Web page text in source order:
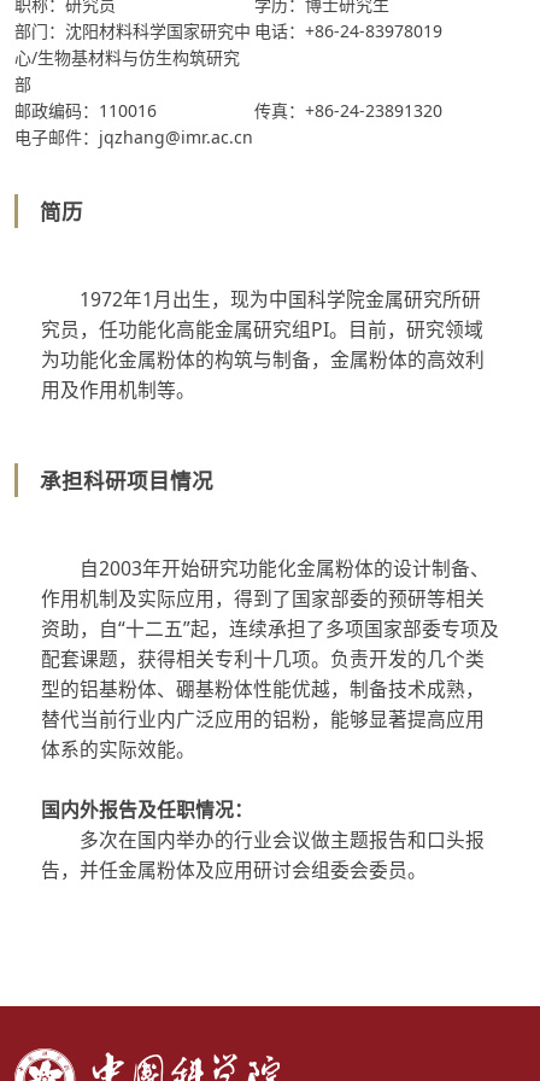
部门：沈阳材料科学国家研究中
心/生物基材料与仿生构筑研究
部
电话：+86-24-83978019
邮政编码：110016
传真：+86-24-23891320
电子邮件：jqzhang@imr.ac.cn
简历
1972年1月出生，现为中国科学院金属研究所研
究员，任功能化高能金属研究组PI。目前，研究领域
为功能化金属粉体的构筑与制备，金属粉体的高效利
用及作用机制等。
承担科研项目情况
自2003年开始研究功能化金属粉体的设计制备、
作用机制及实际应用，得到了国家部委的预研等相关
资助，自“十二五”起，连续承担了多项国家部委专项及
配套课题，获得相关专利十几项。负责开发的几个类
型的铝基粉体、硼基粉体性能优越，制备技术成熟，
替代当前行业内广泛应用的铝粉，能够显著提高应用
体系的实际效能。
国内外报告及任职情况：
多次在国内举办的行业会议做主题报告和口头报
告，并任金属粉体及应用研讨会组委会委员。